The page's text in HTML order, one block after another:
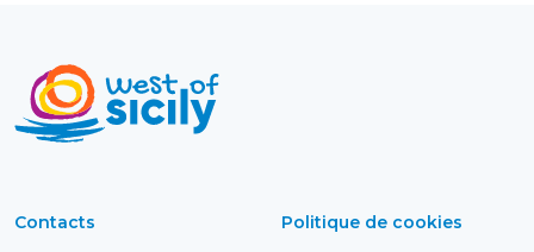
Contacts Politique de cookies